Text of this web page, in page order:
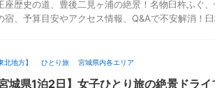
座歴史の道、豊後二見ヶ浦の絶景！名物臼杵ふぐ
宿、予算目安やアクセス情報、Q&Aで不安解消！
北地方】 ひとり旅 宮城県内各エリア
宮城県1泊2日】女子ひとり旅の絶景ドラ